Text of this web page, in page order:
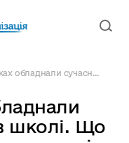
обладнали сучасн...
школі. Що